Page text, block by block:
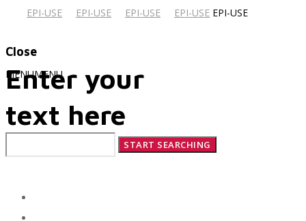
EPI-USE
MENUMENU
Close
Enter your
text here